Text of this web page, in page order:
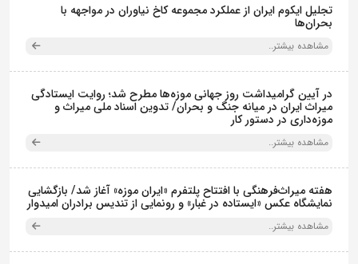
تجلیل ایکوم ایران از عملکرد مجموعه کاخ نیاوران در مواجهه با
بحران‌ها
مشاهده بیشتر..
در آیین گرامیداشت روز جهانی موزه‌ها مطرح شد؛ روایت ایستادگی
میراث ایران در میانه جنگ و بحران/ تدوین اسناد ملی میراث و
موزه‌داری در دستور کار
مشاهده بیشتر..
هفته میراث‌فرهنگی با افتتاح پلتفرم «ایران موزه» آغاز شد/ بازگشایی
نمایشگاه عکس «ایستاده در غبار» و رونمایی از تندیس برادران امیدوار
مشاهده بیشتر..